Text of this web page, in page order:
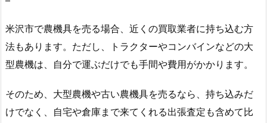
米沢市で農機具を売る場合、近くの買取業者に持ち込む方
法もあります。ただし、トラクターやコンバインなどの大
型農機は、自分で運ぶだけでも手間や費用がかかります。
そのため、大型農機や古い農機具を売るなら、持ち込みだ
けでなく、自宅や倉庫まで来てくれる出張査定も含めて比